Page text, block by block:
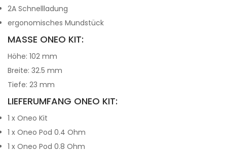
2A Schnellladung
ergonomisches Mundstück
MASSE ONEO KIT:
Höhe: 102 mm
Breite: 32.5 mm
Tiefe: 23 mm
LIEFERUMFANG ONEO KIT:
1 x Oneo Kit
1 x Oneo Pod 0.4 Ohm
1 x Oneo Pod 0.8 Ohm